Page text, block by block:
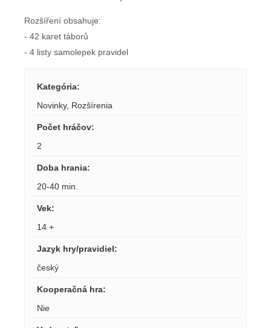
Rozšíření obsahuje:
- 42 karet táborů
- 4 listy samolepek pravidel
Kategória:
Novinky, Rozšírenia
Počet hráčov:
2
Doba hrania:
20-40 min.
Vek:
14 +
Jazyk hry/pravidiel:
český
Kooperačná hra:
Nie